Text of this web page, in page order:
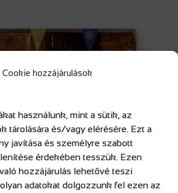
Cookie hozzájárulások
használunk, mint a sütik, az
tárolására és/vagy elérésére. Ezt a
javítása és személyre szabott
érdekében tesszük. Ezen
hozzájárulás lehetővé teszi
adatokat dolgozzunk fel ezen az